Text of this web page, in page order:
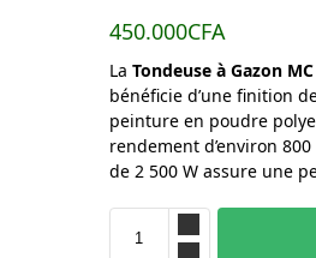
450.000CFA
La Tondeuse à Gazon MC
bénéficie d’une finition
peinture en poudre
rendement d’environ
de 2 500 W assure une